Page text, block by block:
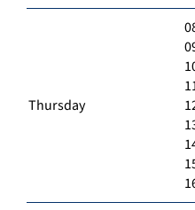
Thursday